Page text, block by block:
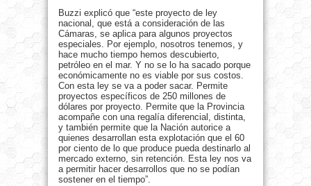
Buzzi explicó que “este proyecto de ley
nacional, que está a consideración de las
Cámaras, se aplica para algunos proyectos
especiales. Por ejemplo, nosotros tenemos, y
hace mucho tiempo hemos descubierto,
petróleo en el mar. Y no se lo ha sacado porque
económicamente no es viable por sus costos.
Con esta ley se va a poder sacar. Permite
proyectos específicos de 250 millones de
dólares por proyecto. Permite que la Provincia
acompañe con una regalía diferencial, distinta,
y también permite que la Nación autorice a
quienes desarrollan esta explotación que el 60
por ciento de lo que produce pueda destinarlo al
mercado externo, sin retención. Esta ley nos va
a permitir hacer desarrollos que no se podían
sostener en el tiempo”.